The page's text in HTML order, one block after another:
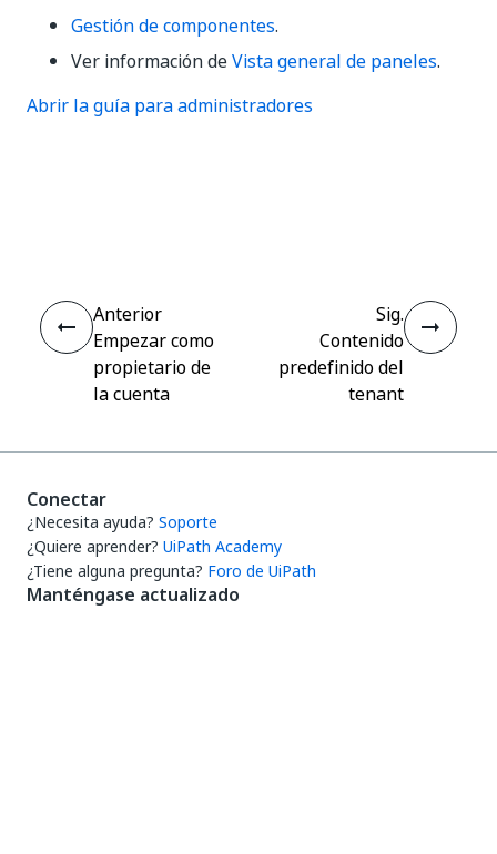
Gestión de componentes.
Ver información deVista general de paneles.
Abrir la guía para administradores
Anterior
Empezar como
propietario de
la cuenta
Sig.
Contenido
predefinido del
tenant
Conectar
¿Necesita ayuda? Soporte
¿Quiere aprender? UiPath Academy
¿Tiene alguna pregunta? Foro de UiPath
Manténgase actualizado